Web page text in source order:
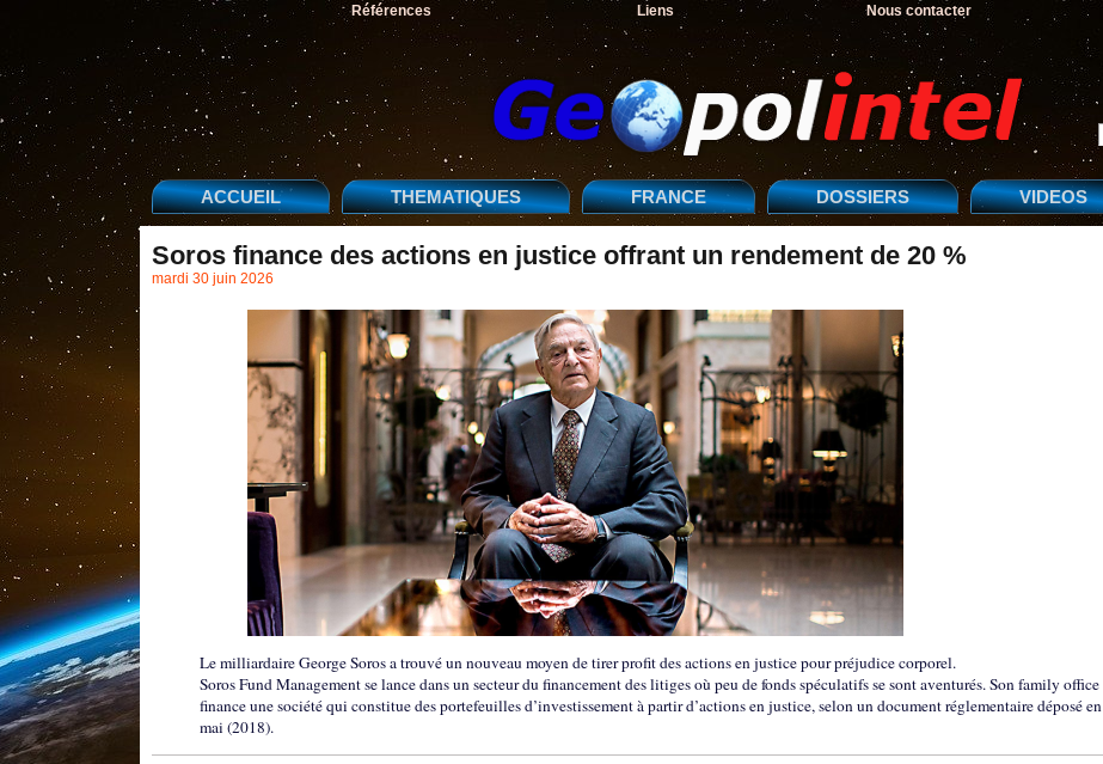
Références Liens Nous contacter
ACCUEIL THEMATIQUES FRANCE DOSSIERS VIDEOS
Soros finance des actions en justice offrant un rendement de 20 %
mardi 30 juin 2026
Le milliardaire George Soros a trouvé un nouveau moyen de tirer profit des actions en justice pour préjudice corporel.
Soros Fund Management se lance dans un secteur du financement des litiges où peu de fonds spéculatifs se sont aventurés. Son family office
finance une société qui constitue des portefeuilles d’investissement à partir d’actions en justice, selon un document réglementaire déposé en
mai (2018).